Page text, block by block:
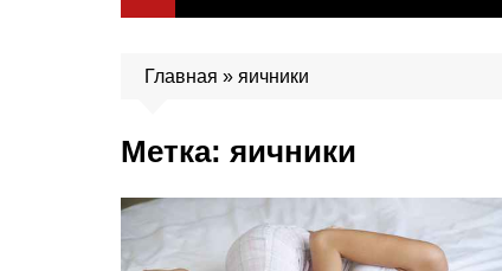
Главная » яичники
Метка: яичники